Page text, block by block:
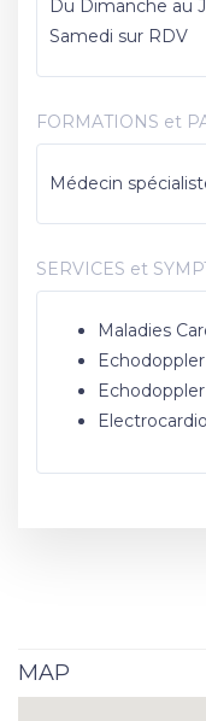
Du Dimanche au
Samedi sur RDV
FORMATIONS et
Médecin
SERVICES et
Maladies
MAP